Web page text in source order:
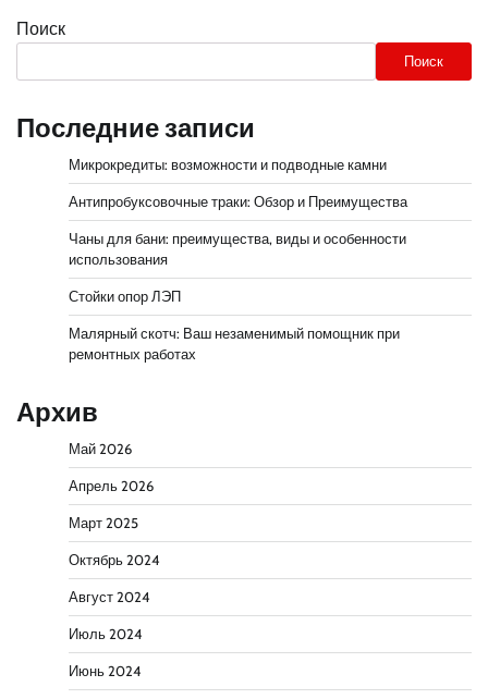
Поиск
Поиск
Последние записи
Микрокредиты: возможности и подводные камни
Антипробуксовочные траки: Обзор и Преимущества
Чаны для бани: преимущества, виды и особенности
использования
Стойки опор ЛЭП
Малярный скотч: Ваш незаменимый помощник при
ремонтных работах
Архив
Май 2026
Апрель 2026
Март 2025
Октябрь 2024
Август 2024
Июль 2024
Июнь 2024